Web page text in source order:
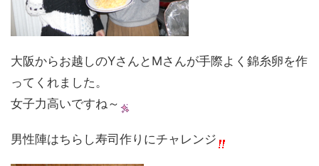
大阪からお越しのYさんとMさんが手際よく錦糸卵を作
ってくれました。
女子力高いですね～
男性陣はちらし寿司作りにチャレンジ